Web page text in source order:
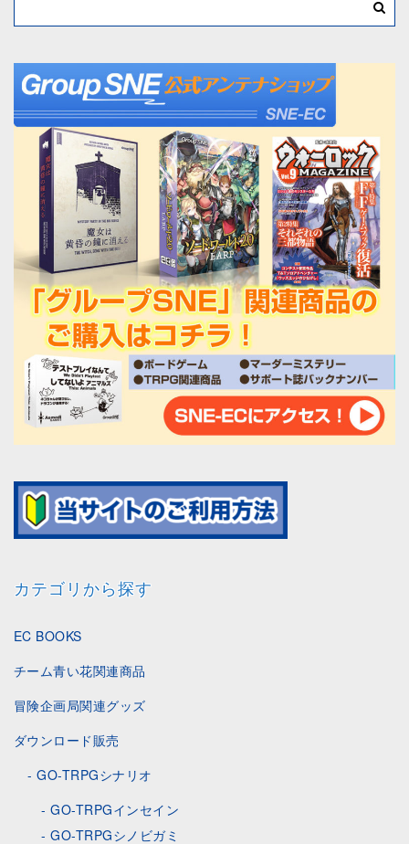
カテゴリから探す
EC BOOKS
チーム青い花関連商品
冒険企画局関連グッズ
ダウンロード販売
GO-TRPGシナリオ
GO-TRPGインセイン
GO-TRPGシノビガミ